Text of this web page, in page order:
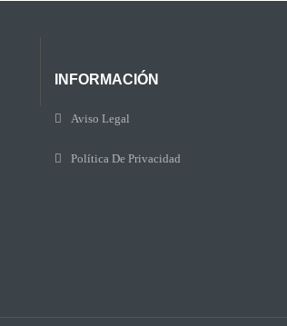
INFORMACIÓN
Aviso Legal
Política De Privacidad